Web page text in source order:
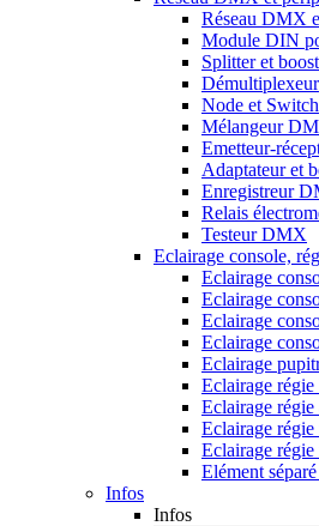
Réseau DMX
Module DIN
Splitter et
Démultiplexeur
Node et Switch
Mélangeur
Emetteur-
Adaptateur et
Enregistreur
Relais
Testeur DMX
Eclairage console,
Eclairage
Eclairage
Eclairage
Eclairage
Eclairage
Eclairage
Eclairage régie
Eclairage
Eclairage
Elément
Infos
Infos